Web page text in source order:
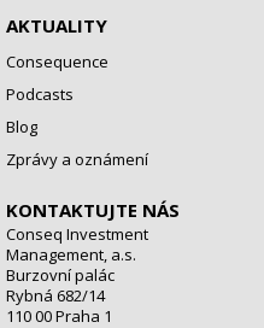
AKTUALITY
Consequence
Podcasts
Blog
Zprávy a oznámení
KONTAKTUJTE NÁS
Conseq Investment
Management, a.s.
Burzovní palác
Rybná 682/14
110 00 Praha 1